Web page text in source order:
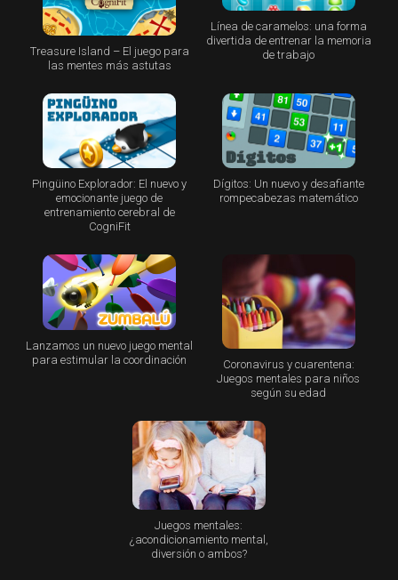
Treasure Island – El juego para
las mentes más astutas
Línea de caramelos: una forma
divertida de entrenar la memoria
de trabajo
Pingüino Explorador: El nuevo y
emocionante juego de
entrenamiento cerebral de
CogniFit
Dígitos: Un nuevo y desafiante
rompecabezas matemático
Lanzamos un nuevo juego mental
para estimular la coordinación
Coronavirus y cuarentena:
Juegos mentales para niños
según su edad
Juegos mentales:
¿acondicionamiento mental,
diversión o ambos?